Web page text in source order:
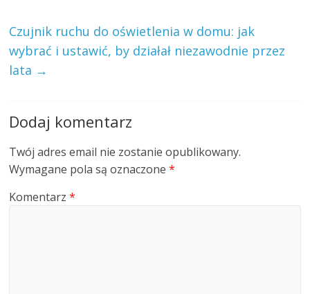
Czujnik ruchu do oświetlenia w domu: jak
wybrać i ustawić, by działał niezawodnie przez
lata →
Dodaj komentarz
Twój adres email nie zostanie opublikowany.
Wymagane pola są oznaczone*
Komentarz*